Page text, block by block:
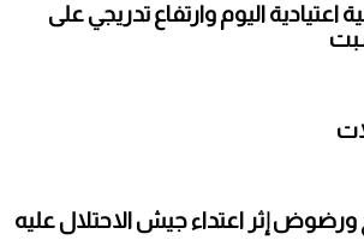
اعتيادية اليوم وارتفاع تدريجي على
إثر اعتداء جيش الاحتلال عليه